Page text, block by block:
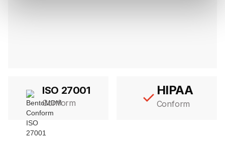
ISO 27001
Conform
HIPAA
Conform